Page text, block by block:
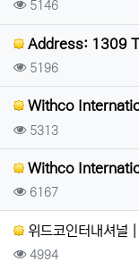
조회
5146
Address: 1309
조회
5196
Withco
조회
5313
Withco
조회
6167
위드코인터내셔널
조회
4994